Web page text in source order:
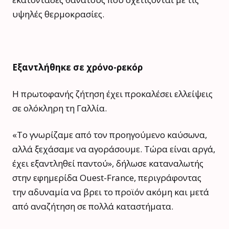
υψηλές θερμοκρασίες.
Εξαντλήθηκε σε χρόνο-ρεκόρ
Η πρωτοφανής ζήτηση έχει προκαλέσει ελλείψεις
σε ολόκληρη τη Γαλλία.
«Το γνωρίζαμε από τον προηγούμενο καύσωνα,
αλλά ξεχάσαμε να αγοράσουμε. Τώρα είναι αργά,
έχει εξαντληθεί παντού», δήλωσε καταναλωτής
στην εφημερίδα Ouest-France, περιγράφοντας
την αδυναμία να βρει το προϊόν ακόμη και μετά
από αναζήτηση σε πολλά καταστήματα.